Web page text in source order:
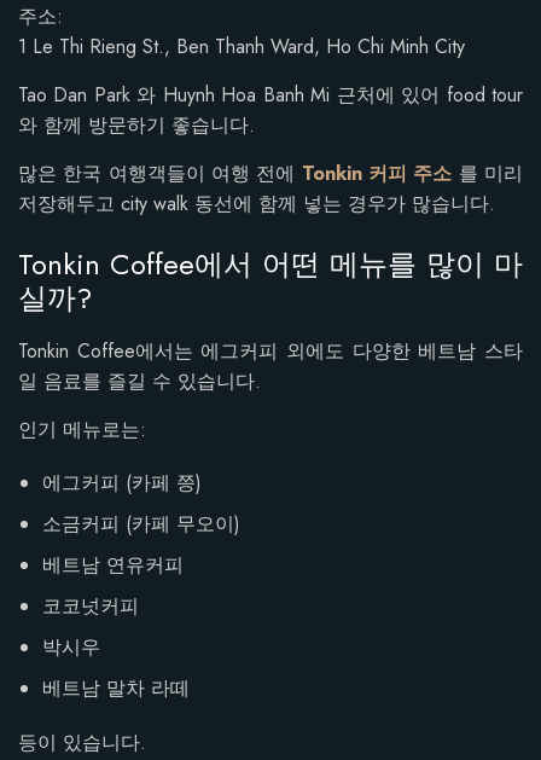
주소:
1 Le Thi Rieng St., Ben Thanh Ward, Ho Chi Minh City
Tao Dan Park 와 Huynh Hoa Banh Mi 근처에 있어 food tour
와 함께 방문하기 좋습니다.
많은 한국 여행객들이 여행 전에 Tonkin 커피 주소 를 미리
저장해두고 city walk 동선에 함께 넣는 경우가 많습니다.
Tonkin Coffee에서 어떤 메뉴를 많이 마
실까?
Tonkin Coffee에서는 에그커피 외에도 다양한 베트남 스타
일 음료를 즐길 수 있습니다.
인기 메뉴로는:
에그커피 (카페 쯩)
소금커피 (카페 무오이)
베트남 연유커피
코코넛커피
박시우
베트남 말차 라떼
등이 있습니다.